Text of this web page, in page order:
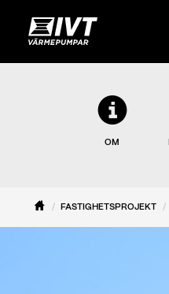
OM
FASTIGHETSPROJEKT